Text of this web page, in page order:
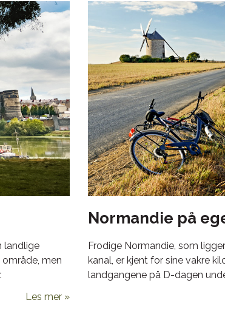
landlige
men
Les mer
Normandie på
Frodige Normandie, som
kanal, er kjent for sine vakre
landgangene på D-dagen